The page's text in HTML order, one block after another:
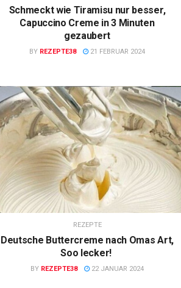
Schmeckt wie Tiramisu nur besser,
Capuccino Creme in 3 Minuten
gezaubert
BY REZEPTE38 21 FEBRUAR 2024
REZEPTE
Deutsche Buttercreme nach Omas Art,
Soo lecker!
BY REZEPTE38 22 JANUAR 2024